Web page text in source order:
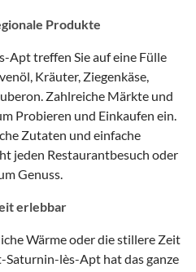
Produkte
Apt treffen Sie auf eine Fülle
Kräuter, Ziegenkäse,
Zahlreiche Märkte und
Probieren und Einkaufen ein.
Zutaten und einfache
jeden Restaurantbesuch oder
Genuss.
erlebbar
Wärme oder die stillere Zeit
Saturnin-lès-Apt hat das ganze